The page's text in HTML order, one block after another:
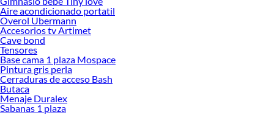
Aire acondicionado portatil
Overol Ubermann
Accesorios tv Artimet
Cave bond
Tensores
Base cama 1 plaza Mospace
Pintura gris perla
Cerraduras de acceso Bash
Butaca
Menaje Duralex
Sabanas 1 plaza